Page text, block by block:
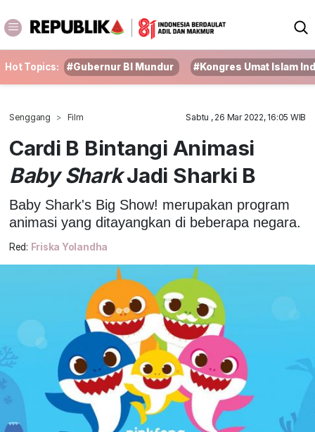
Hot Topics: #Gubernur BI Mundur #Kongres Umat Islam
Senggang Film Sabtu , 26 Mar 2022, 16:05 WIB
Cardi B Bintangi Animasi
Baby SharkJadi Sharki B
Baby Shark's Big Show! merupakan program
animasi yang ditayangkan di beberapa negara.
Red: Friska Yolandha